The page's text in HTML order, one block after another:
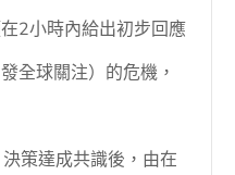
2小時內給出初步回應
全球關注）的危機，
策達成共識後，由在